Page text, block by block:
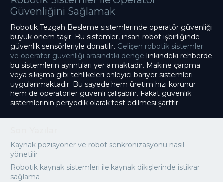
Güvenliğini Sağlamak
Robotik Tezgah Besleme sistemlerinde operatör güvenliği
büyük önem taşır. Bu sistemler, insan-robot işbirliğinde
güvenlik sensörleriyle donatılır. Gelişen robotik sistemler
ve operatör güvenliği arasındaki denge linkindeki rehberde
bu sistemlerin ayrıntıları yer almaktadır. Makine çarpma
veya sıkışma gibi tehlikeleri önleyici bariyer sistemleri
uygulanmaktadır. Bu sayede hem üretim hızı korunur
hem de operatörler güvenli çalışabilir. Fakat güvenlik
sistemlerinin periyodik olarak test edilmesi şarttır.
Kaynak pozisyoner ve robot senkronizasyonu nasıl
yönetilir
Robotik kaynak sistemleri ile kaynak dikişlerinde istikrar
sağlama